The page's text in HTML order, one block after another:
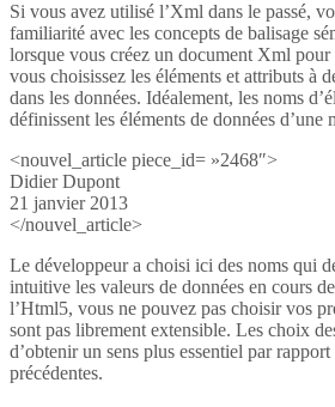
Si vous avez utilisé l’Xml dans le passé,
familiarité avec les concepts de balisage
lorsque vous créez un document Xml pour
vous choisissez les éléments et attributs à
dans les données. Idéalement, les noms
définissent les éléments de données d’une
<nouvel_article piece_id= »2468″>
Didier Dupont
21 janvier 2013
</nouvel_article>
Le développeur a choisi ici des noms qui
intuitive les valeurs de données en cours
l’Html5, vous ne pouvez pas choisir vos
sont pas librement extensible. Les choix
d’obtenir un sens plus essentiel par
précédentes.